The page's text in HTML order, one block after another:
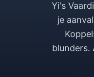
Yi's
je
blunders.